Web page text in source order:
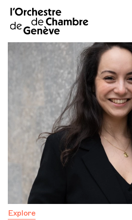
Explore
Inicio
Calendario
Explore